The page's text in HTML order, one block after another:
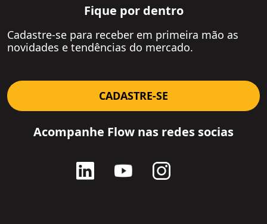
SOLICITE UMA PROPOSTA
Fique por dentro
Cadastre-se para receber em primeira mão as
novidades e tendências do mercado.
CADASTRE-SE
Acompanhe Flow nas redes socias